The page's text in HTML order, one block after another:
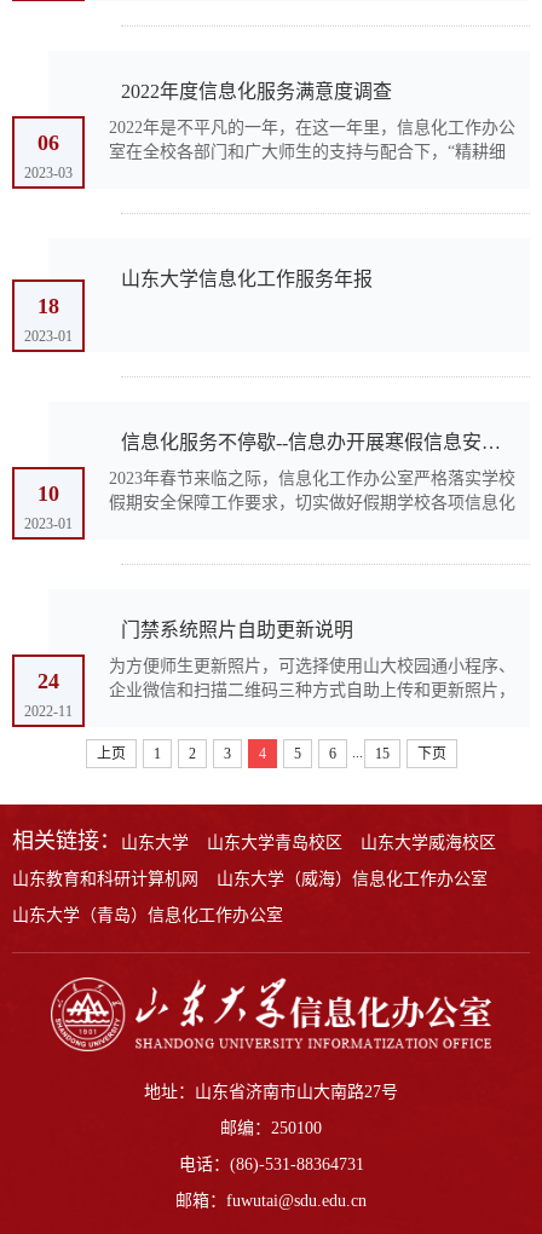
06
2023-03
2022年度信息化服务满意度调查
2022年是不平凡的一年，在这一年里，信息化工作办公
室在全校各部门和广大师生的支持与配合下，“精耕细
18
2023-01
山东大学信息化工作服务年报
10
2023-01
信息化服务不停歇--信息办开展寒假信息安全专项检查
2023年春节来临之际，信息化工作办公室严格落实学校
假期安全保障工作要求，切实做好假期学校各项信息化
24
2022-11
门禁系统照片自助更新说明
为方便师生更新照片，可选择使用山大校园通小程序、
企业微信和扫描二维码三种方式自助上传和更新照片，
步至校园门禁系统（含一校三地校门门禁、图书馆门
禁、体...
上页 1 2 3 4 5 6 15 下页
相关链接： 山东大学 山东大学青岛校区
山东大学威海校区
山东教育和科研计算机网
山东大学（威海）信息化工作办公室
山东大学（青岛）信息化工作办公室
地址：山东省济南市山大南路27号
邮编：250100
电话：(86)-531-88364731
邮箱：fuwutai@sdu.edu.cn